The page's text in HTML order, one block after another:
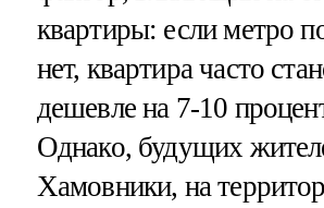
квартиры: если метро
нет, квартира часто
дешевле на 7-10
Однако, будущих
Хамовники, на